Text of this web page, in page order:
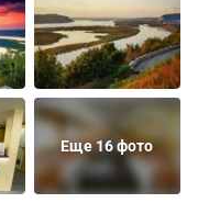
Еще 16 фото